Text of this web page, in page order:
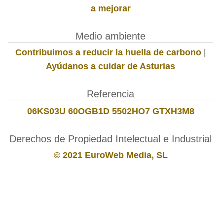
a mejorar
Medio ambiente
Contribuimos a reducir la huella de carbono|
Ayúdanos a cuidar de Asturias
Referencia
06KS03U 60OGB1D 5502HO7 GTXH3M8
Derechos de Propiedad Intelectual e Industrial
© 2021 EuroWeb Media, SL